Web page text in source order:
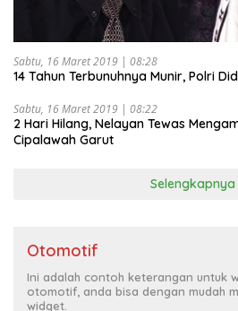
Sabtu, 16 Maret 2019 | 08:28
14 Tahun Terbunuhnya Munir, Polri
Sabtu, 16 Maret 2019 | 08:22
2 Hari Hilang, Nelayan Tewas
Cipalawah Garut
Selengkapnya
Otomotif
Ini adalah contoh keterangan untuk
otomotif, anda bisa dengan mudah
widget.